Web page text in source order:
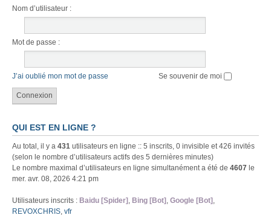
Nom d’utilisateur :
Mot de passe :
J’ai oublié mon mot de passe Se souvenir de moi
QUI EST EN LIGNE ?
Au total, il y a 431 utilisateurs en ligne :: 5 inscrits, 0 invisible et 426 invités
(selon le nombre d’utilisateurs actifs des 5 dernières minutes)
Le nombre maximal d’utilisateurs en ligne simultanément a été de 4607 le
mer. avr. 08, 2026 4:21 pm
Utilisateurs inscrits : Baidu [Spider], Bing [Bot], Google [Bot],
REVOXCHRIS, vfr